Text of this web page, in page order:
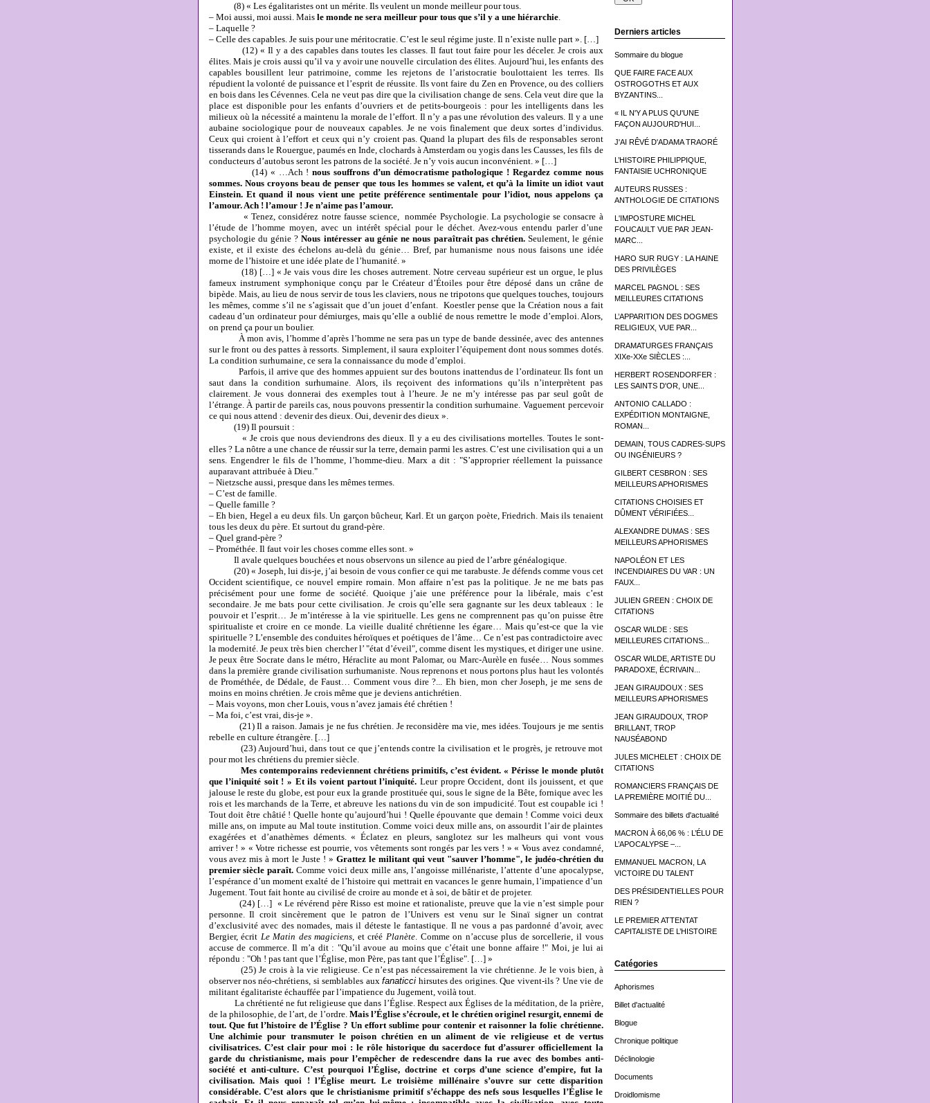
Derniers articles
Sommaire du blogue
QUE FAIRE FACE AUX
OSTROGOTHS ET AUX
BYZANTINS...
« IL N'Y A PLUS QU'UNE
FAÇON AUJOURD'HUI...
J'AI RÊVÉ D'ADAMA TRAORÉ
L’HISTOIRE PHILIPPIQUE,
FANTAISIE UCHRONIQUE
AUTEURS RUSSES :
ANTHOLOGIE DE CITATIONS
L'IMPOSTURE MICHEL
FOUCAULT VUE PAR JEAN-
MARC...
HARO SUR RUGY : LA HAINE
DES PRIVILÈGES
MARCEL PAGNOL : SES
MEILLEURES CITATIONS
L’APPARITION DES DOGMES
RELIGIEUX, VUE PAR...
DRAMATURGES FRANÇAIS
XIXe-XXe SIÈCLES :...
HERBERT ROSENDORFER :
LES SAINTS D'OR, UNE...
ANTONIO CALLADO :
EXPÉDITION MONTAIGNE,
ROMAN...
DEMAIN, TOUS CADRES-SUPS
OU INGÉNIEURS ?
GILBERT CESBRON : SES
MEILLEURS APHORISMES
CITATIONS CHOISIES ET
DÛMENT VÉRIFIÉES...
ALEXANDRE DUMAS : SES
MEILLEURS APHORISMES
NAPOLÉON ET LES
INCENDIAIRES DU VAR : UN
FAUX...
JULIEN GREEN : CHOIX DE
CITATIONS
OSCAR WILDE : SES
MEILLEURES CITATIONS...
OSCAR WILDE, ARTISTE DU
PARADOXE, ÉCRIVAIN...
JEAN GIRAUDOUX : SES
MEILLEURS APHORISMES
JEAN GIRAUDOUX, TROP
BRILLANT, TROP
NAUSÉABOND
JULES MICHELET : CHOIX DE
CITATIONS
ROMANCIERS FRANÇAIS DE
LA PREMIÈRE MOITIÉ DU...
Sommaire des billets d'actualité
MACRON À 66,06 % : L’ÉLU DE
L’APOCALYPSE –...
EMMANUEL MACRON, LA
VICTOIRE DU TALENT
DES PRÉSIDENTIELLES POUR
RIEN ?
LE PREMIER ATTENTAT
CAPITALISTE DE L’HISTOIRE
Catégories
Aphorismes
Billet d'actualité
Blogue
Chronique politique
Déclinologie
Documents
Droidlomisme
(8) « Les égalitaristes ont un mérite. Ils veulent un monde meilleur pour tous.
– Moi aussi, moi aussi. Mais le monde ne sera meilleur pour tous que s’il y a une hiérarchie.
– Laquelle ?
– Celle des capables. Je suis pour une méritocratie. C’est le seul régime juste. Il n’existe nulle part ». […]
(12) « Il y a des capables dans toutes les classes. Il faut tout faire pour les déceler. Je crois aux
élites. Mais je crois aussi qu’il va y avoir une nouvelle circulation des élites. Aujourd’hui, les enfants des
capables bousillent leur patrimoine, comme les rejetons de l’aristocratie boulottaient les terres. Ils
répudient la volonté de puissance et l’esprit de réussite. Ils vont faire du Zen en Provence, ou des colliers
en bois dans les Cévennes. Cela ne veut pas dire que la civilisation change de sens. Cela veut dire que la
place est disponible pour les enfants d’ouvriers et de petits-bourgeois : pour les intelligents dans les
milieux où la nécessité a maintenu la morale de l’effort. Il n’y a pas une révolution des valeurs. Il y a une
aubaine sociologique pour de nouveaux capables. Je ne vois finalement que deux sortes d’individus.
Ceux qui croient à l’effort et ceux qui n’y croient pas. Quand la plupart des fils de responsables seront
tisserands dans le Rouergue, paumés en Inde, clochards à Amsterdam ou yogis dans les Causses, les fils de
conducteurs d’autobus seront les patrons de la société. Je n’y vois aucun inconvénient. » […]
(14) « …Ach !nous souffrons d’un démocratisme pathologique ! Regardez comme nous
sommes. Nous croyons beau de penser que tous les hommes se valent, et qu’à la limite un idiot vaut
Einstein. Et quand il nous vient une petite préférence sentimentale pour l’idiot, nous appelons ça
l’amour. Ach ! l’amour ! Je n’aime pas l’amour.
« Tenez, considérez notre fausse science, nommée Psychologie. La psychologie se consacre à
l’étude de l’homme moyen, avec un intérêt spécial pour le déchet. Avez-vous entendu parler d’une
psychologie du génie ?Nous intéresser au génie ne nous paraîtrait pas chrétien.Seulement, le génie
existe, et il existe des échelons au-delà du génie… Bref, par humanisme nous nous faisons une idée
morne de l’histoire et une idée plate de l’humanité. »
(18) […] « Je vais vous dire les choses autrement. Notre cerveau supérieur est un orgue, le plus
fameux instrument symphonique conçu par le Créateur d’Étoiles pour être déposé dans un crâne de
bipède. Mais, au lieu de nous servir de tous les claviers, nous ne tripotons que quelques touches, toujours
les mêmes, comme s’il ne s’agissait que d’un jouet d’enfant. Koestler pense que la Création nous a fait
cadeau d’un ordinateur pour démiurges, mais qu’elle a oublié de nous remettre le mode d’emploi. Alors,
on prend ça pour un boulier.
À mon avis, l’homme d’après l’homme ne sera pas un type de bande dessinée, avec des antennes
sur le front ou des pattes à ressorts. Simplement, il saura exploiter l’équipement dont nous sommes dotés.
La condition surhumaine, ce sera la connaissance du mode d’emploi.
Parfois, il arrive que des hommes appuient sur des boutons inattendus de l’ordinateur. Ils font un
saut dans la condition surhumaine. Alors, ils reçoivent des informations qu’ils n’interprètent pas
clairement. Je vous donnerai des exemples tout à l’heure. Je ne m’y intéresse pas par seul goût de
l’étrange. À partir de pareils cas, nous pouvons pressentir la condition surhumaine. Vaguement percevoir
ce qui nous attend : devenir des dieux. Oui, devenir des dieux ».
(19) Il poursuit :
« Je crois que nous deviendrons des dieux. Il y a eu des civilisations mortelles. Toutes le sont-
elles ? La nôtre a une chance de réussir sur la terre, demain parmi les astres. C’est une civilisation qui a un
sens. Engendrer le fils de l’homme, l’homme-dieu. Marx a dit : "S’approprier réellement la puissance
auparavant attribuée à Dieu."
– Nietzsche aussi, presque dans les mêmes termes.
– C’est de famille.
– Quelle famille ?
– Eh bien, Hegel a eu deux fils. Un garçon bûcheur, Karl. Et un garçon poète, Friedrich. Mais ils tenaient
tous les deux du père. Et surtout du grand-père.
– Quel grand-père ?
– Prométhée. Il faut voir les choses comme elles sont. »
Il avale quelques bouchées et nous observons un silence au pied de l’arbre généalogique.
(20) « Joseph, lui dis-je, j’ai besoin de vous confier ce qui me tarabuste. Je défends comme vous cet
Occident scientifique, ce nouvel empire romain. Mon affaire n’est pas la politique. Je ne me bats pas
précisément pour une forme de société. Quoique j’aie une préférence pour la libérale, mais c’est
secondaire. Je me bats pour cette civilisation. Je crois qu’elle sera gagnante sur les deux tableaux : le
pouvoir et l’esprit… Je m’intéresse à la vie spirituelle. Les gens ne comprennent pas qu’on puisse être
spiritualiste et croire en ce monde. La vieille dualité chrétienne les égare… Mais qu’est-ce que la vie
spirituelle ? L’ensemble des conduites héroïques et poétiques de l’âme… Ce n’est pas contradictoire avec
la modernité. Je peux très bien chercher l’ "état d’éveil", comme disent les mystiques, et diriger une usine.
Je peux être Socrate dans le métro, Héraclite au mont Palomar, ou Marc-Aurèle en fusée… Nous sommes
dans la première grande civilisation surhumaniste. Nous reprenons et nous portons plus haut les volontés
de Prométhée, de Dédale, de Faust… Comment vous dire ?... Eh bien, mon cher Joseph, je me sens de
moins en moins chrétien. Je crois même que je deviens antichrétien.
– Mais voyons, mon cher Louis, vous n’avez jamais été chrétien !
– Ma foi, c’est vrai, dis-je ».
(21) Il a raison. Jamais je ne fus chrétien. Je reconsidère ma vie, mes idées. Toujours je me sentis
rebelle en culture étrangère. […]
(23) Aujourd’hui, dans tout ce que j’entends contre la civilisation et le progrès, je retrouve mot
pour mot les chrétiens du premier siècle.
Mes contemporains redeviennent chrétiens primitifs, c’est évident. « Périsse le monde plutôt
que l’iniquité soit ! » Et ils voient partout l’iniquité. Leur propre Occident, dont ils jouissent, et que
jalouse le reste du globe, est pour eux la grande prostituée qui, sous le signe de la Bête, fornique avec les
rois et les marchands de la Terre, et abreuve les nations du vin de son impudicité. Tout est coupable ici !
Tout doit être châtié ! Quelle honte qu’aujourd’hui ! Quelle épouvante que demain ! Comme voici deux
mille ans, on impute au Mal toute institution. Comme voici deux mille ans, on assourdit l’air de plaintes
exagérées et d’anathèmes déments. « Éclatez en pleurs, sanglotez sur les malheurs qui vont vous
arriver ! » « Votre richesse est pourrie, vos vêtements sont rongés par les vers ! » « Vous avez condamné,
vous avez mis à mort le Juste ! » Grattez le militant qui veut "sauver l’homme", le judéo-chrétien du
premier siècle paraît. Comme voici deux mille ans, l’angoisse millénariste, l’attente d’une apocalypse,
l’espérance d’un moment exalté de l’histoire qui mettrait en vacances le genre humain, l’impatience d’un
Jugement. Tout fait honte au civilisé de croire au monde et à soi, de bâtir et de projeter.
(24) […] « Le révérend père Risso est moine et rationaliste, preuve que la vie n’est simple pour
personne. Il croit sincèrement que le patron de l’Univers est venu sur le Sinaï signer un contrat
d’exclusivité avec des nomades, mais il déteste le fantastique. Il ne vous a pas pardonné d’avoir, avec
Bergier, écrit Le Matin des magiciens, et créé Planète. Comme on n’accuse plus de sorcellerie, il vous
accuse de commerce. Il m’a dit : "Qu’il avoue au moins que c’était une bonne affaire !" Moi, je lui ai
répondu : "Oh ! pas tant que l’Église, mon Père, pas tant que l’Église". […] »
(25) Je crois à la vie religieuse. Ce n’est pas nécessairement la vie chrétienne. Je le vois bien, à
observer nos néo-chrétiens, si semblables auxfanaticci hirsutes des origines. Que vivent-ils ? Une vie de
militant égalitariste échauffée par l’impatience du Jugement, voilà tout.
La chrétienté ne fut religieuse que dans l’Église. Respect aux Églises de la méditation, de la prière,
de la philosophie, de l’art, de l’ordre. Mais l’Église s’écroule, et le chrétien originel resurgit, ennemi de
tout. Que fut l’histoire de l’Église ? Un effort sublime pour contenir et raisonner la folie chrétienne.
Une alchimie pour transmuter le poison chrétien en un aliment de vie religieuse et de vertus
civilisatrices. C’est clair pour moi : le rôle historique du sacerdoce fut d’assurer officiellement la
garde du christianisme, mais pour l’empêcher de redescendre dans la rue avec des bombes anti-
société et anti-culture. C’est pourquoi l’Église, doctrine et corps d’une science d’empire, fut la
civilisation. Mais quoi ! l’Église meurt. Le troisième millénaire s’ouvre sur cette disparition
considérable. C’est alors que le christianisme primitif s’échappe des nefs sous lesquelles l’Église le